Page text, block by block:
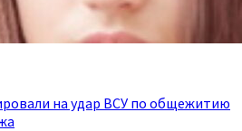
на удар ВСУ по общежитию